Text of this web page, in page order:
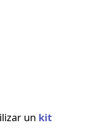
un kit